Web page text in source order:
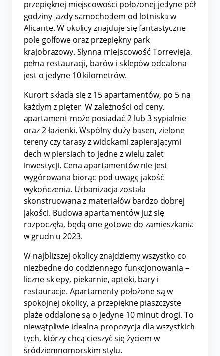
przepięknej miejscowości położonej jedyne pół
godziny jazdy samochodem od lotniska w
Alicante. W okolicy znajduje się fantastyczne
pole golfowe oraz przepiękny park
krajobrazowy. Słynna miejscowość Torrevieja,
pełna restauracji, barów i sklepów oddalona
jest o jedyne 10 kilometrów.
Kurort składa się z 15 apartamentów, po 5 na
każdym z pięter. W zależności od ceny,
apartament może posiadać 2 lub 3 sypialnie
oraz 2 łazienki. Wspólny duży basen, zielone
tereny czy tarasy z widokami zapierającymi
dech w piersiach to jedne z wielu zalet
inwestycji. Cena apartamentów nie jest
wygórowana biorąc pod uwagę jakość
wykończenia. Urbanizacja została
skonstruowana z materiałów bardzo dobrej
jakości. Budowa apartamentów już się
rozpoczęła, będą one gotowe do zamieszkania
w grudniu 2023.
W najbliższej okolicy znajdziemy wszystko co
niezbędne do codziennego funkcjonowania –
liczne sklepy, piekarnie, apteki, bary i
restauracje. Apartamenty położone są w
spokojnej okolicy, a przepiękne piaszczyste
plaże oddalone są o jedyne 10 minut drogi. To
niewątpliwie idealna propozycja dla wszystkich
tych, którzy chcą cieszyć się życiem w
śródziemnomorskim stylu.